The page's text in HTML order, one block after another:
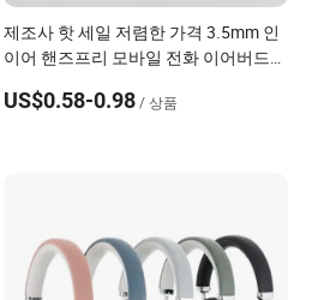
제조사 핫 세일 저렴한 가격 3.5mm 인
이어 핸즈프리 모바일 전화 이어버드
US$0.58-0.98/ 상품